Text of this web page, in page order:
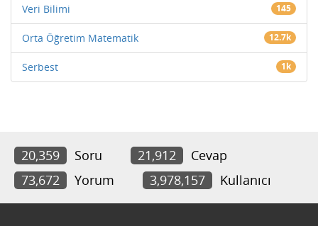
Veri Bilimi 145
Orta Öğretim Matematik 12.7k
Serbest 1k
20,359 Soru 21,912
Cevap
73,672
Yorum 3,978,157 Kullanıcı